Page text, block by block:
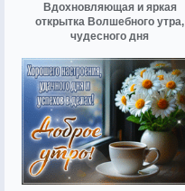
Вдохновляющая и яркая
открытка Волшебного утра,
чудесного дня